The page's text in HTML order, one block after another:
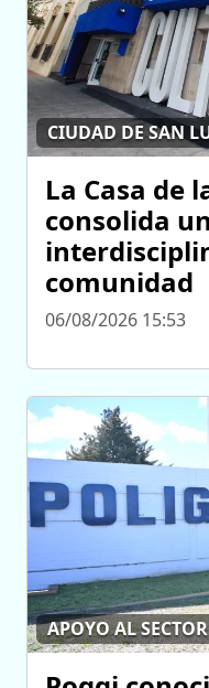
CIUDAD DE SAN
La Casa de
consolida
comunidad
06/08/2026 15:53
APOYO AL